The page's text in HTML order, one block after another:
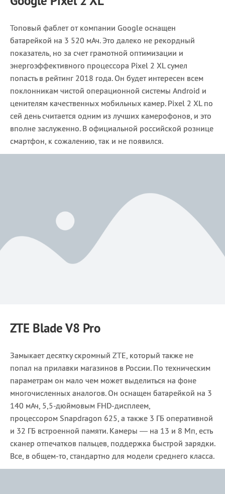
Топовый фаблет от компании Google оснащен
батарейкой на 3 520 мАч. Это далеко не рекордный
показатель, но за счет грамотной оптимизации и
энергоэффективного процессора Pixel 2 XL сумел
попасть в рейтинг 2018 года. Он будет интересен всем
поклонникам чистой операционной системы Android и
ценителям качественных мобильных камер. Pixel 2 XL по
сей день считается одним из лучших камерофонов, и это
вполне заслуженно. В официальной российской рознице
смартфон, к сожалению, так и не появился.
ZTE Blade V8 Pro
Замыкает десятку скромный ZTE, который также не
попал на прилавки магазинов в России. По техническим
параметрам он мало чем может выделиться на фоне
многочисленных аналогов. Он оснащен батарейкой на 3
140 мАч, 5,5-дюймовым FHD-дисплеем,
процессором Snapdragon 625, а также 3 ГБ оперативной
и 32 ГБ встроенной памяти. Камеры — на 13 и 8 Мп, есть
сканер отпечатков пальцев, поддержка быстрой зарядки.
Все, в общем-то, стандартно для модели среднего класса.